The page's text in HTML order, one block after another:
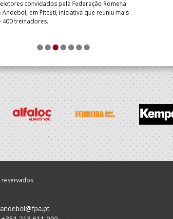
convidados pela Federação Romena
Andebol, em Pitești, iniciativa que reuniu mais
400 treinadores.
1 2 3 4 5 6 7
andebol@fpa.pt